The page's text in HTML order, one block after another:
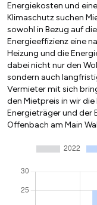
Energiekosten und
Klimaschutz suchen
sowohl in Bezug auf
Energieeffizienz eine
Heizung und die
dabei nicht nur den
sondern auch
Vermieter mit sich
den Mietpreis in wir
Energieträger und der
Offenbach am Main